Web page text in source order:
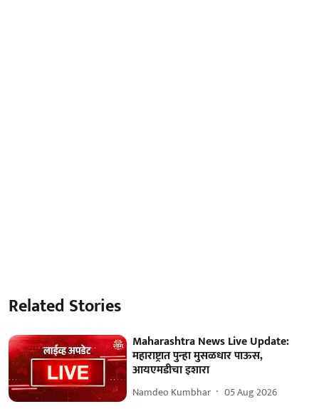
Related Stories
Maharashtra News Live Update:
महाराष्ट्रात पुन्हा मुसळधार पाऊस,
आयएमडीचा इशारा
Namdeo Kumbhar 05 Aug 2026